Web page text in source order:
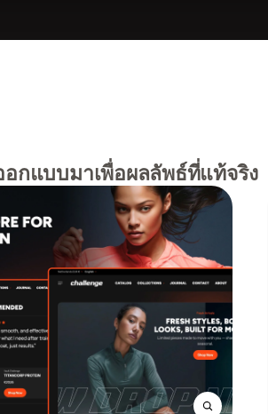
กแบบมาเพื่อผลลัพธ์ที่แท้จริง